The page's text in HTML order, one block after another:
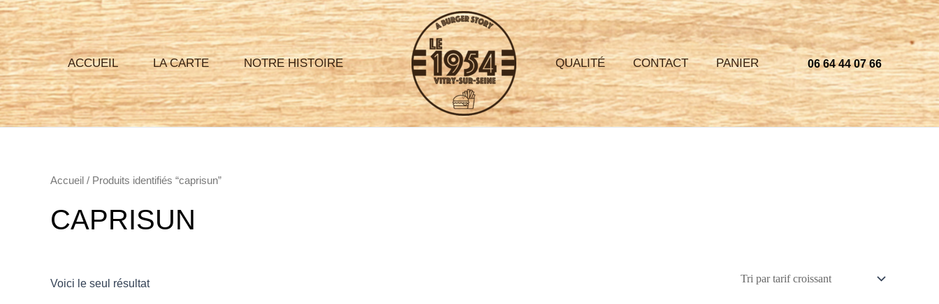
Aller
au
contenu
ACCUEIL LA CARTE NOTRE HISTOIRE QUALITÉ CONTACT PANIER 06 64 44 07 66
Accueil / Produits identifiés “caprisun”
CAPRISUN
Voici le seul résultat